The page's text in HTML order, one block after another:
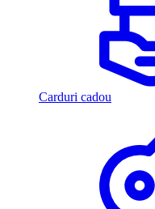
Carduri cadou